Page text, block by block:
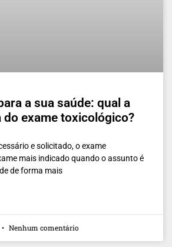
a sua saúde: qual a
exame toxicológico?
e solicitado, o exame
mais indicado quando o assunto é
de forma mais
Nenhum comentário